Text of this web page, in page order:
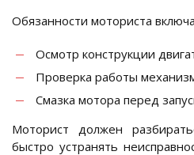
Обязанности моториста
Осмотр конструкции
Проверка работы
Смазка мотора перед
Моторист должен
быстро устранять